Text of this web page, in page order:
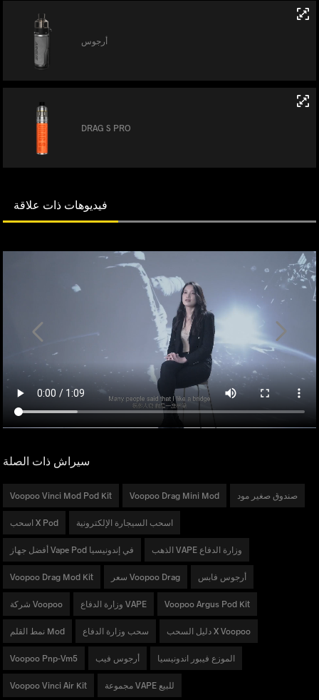
أرجوس
DRAG S PRO
فيديوهات ذات علاقة
سيراش ذات الصلة
Voopoo Vinci Mod Pod Kit Voopoo Drag Mini Mod صندوق صغير مود
اسحب X Pod اسحب السيجارة الإلكترونية
أفضل جهاز Vape Pod في إندونيسيا الذهب VAPE وزارة الدفاع
Voopoo Drag Mod Kit سعر Voopoo Drag أرجوس فابس
شركة Voopoo وزارة الدفاع VAPE Voopoo Argus Pod Kit
نمط القلم Mod سحب وزارة الدفاع دليل السحب X Voopoo
Voopoo Pnp-Vm5 أرجوس فيب الموزع فيبور اندونيسيا
Voopoo Vinci Air Kit مجموعة VAPE للبيع